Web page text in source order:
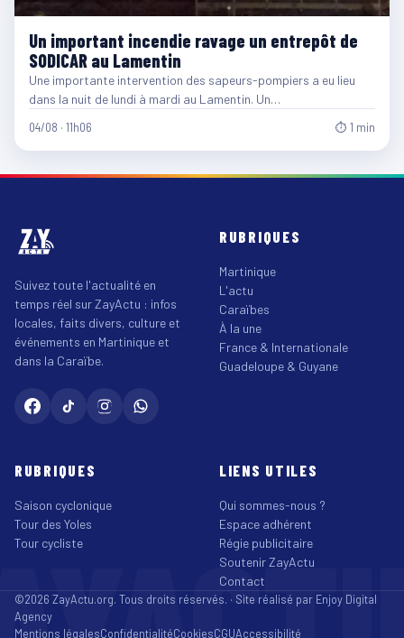
Un important incendie ravage un entrepôt de
SODICAR au Lamentin
Une importante intervention des sapeurs-pompiers a eu lieu
dans la nuit de lundi à mardi au Lamentin. Un…
04/08 · 11h06 ⏱ 1 min
Suivez toute l'actualité en
temps réel sur ZayActu : infos
locales, faits divers, culture et
événements en Martinique et
dans la Caraïbe.
RUBRIQUES
Martinique
L'actu
Caraïbes
À la une
France & Internationale
Guadeloupe & Guyane
RUBRIQUES
Saison cyclonique
Tour des Yoles
Tour cycliste
LIENS UTILES
Qui sommes-nous ?
Espace adhérent
Régie publicitaire
Soutenir ZayActu
Contact
©2026 ZayActu.org. Tous droits réservés. · Site réalisé par Enjoy Digital
Agency
Mentions légalesConfidentialitéCookiesCGUAccessibilité